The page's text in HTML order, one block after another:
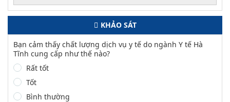
KHẢO SÁT
Bạn cảm thấy chất lượng dịch vụ y tế do ngành Y tế Hà
Tĩnh cung cấp như thế nào?
Rất tốt
Tốt
Bình thường